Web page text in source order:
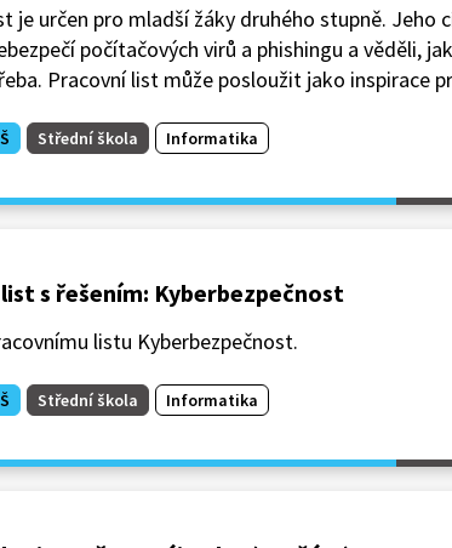
je určen pro mladší žáky druhého stupně. Jeho
počítačových virů a phishingu a věděli,
Pracovní list může posloužit jako inspirace
Střední škola Informatika
s řešením: Kyberbezpečnost
listu Kyberbezpečnost.
Střední škola Informatika